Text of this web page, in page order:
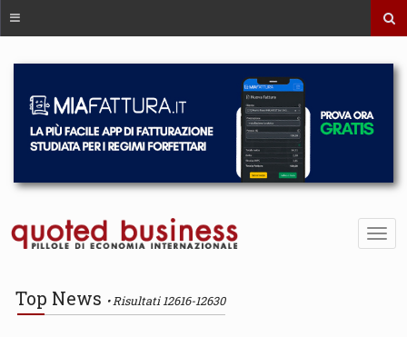
Top News Risultati 12616-12630